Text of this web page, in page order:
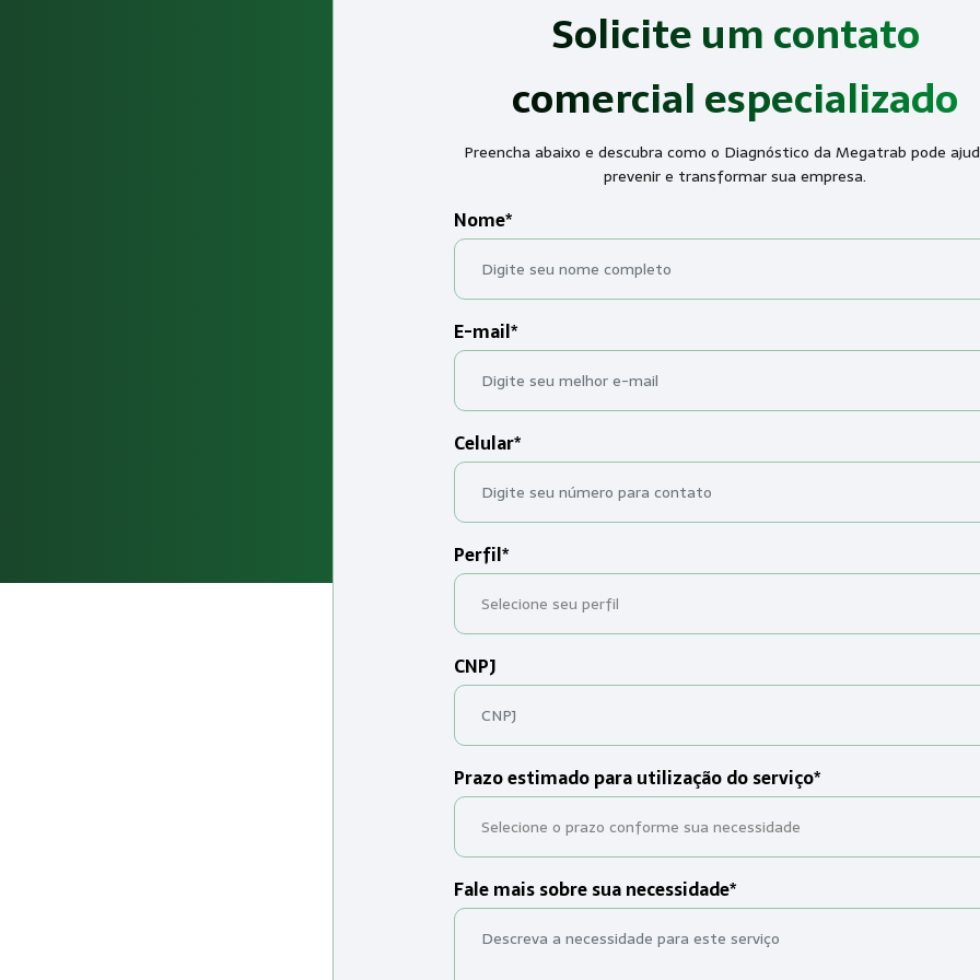
Solicite um contato
comercial especializado
Preencha abaixo e descubra como o Diagnóstico da Megatrab pode
prevenir e transformar sua empresa.
Nome*
E-mail*
Celular*
Perfil*
CNPJ
Prazo estimado para utilização do serviço*
Fale mais sobre sua necessidade*